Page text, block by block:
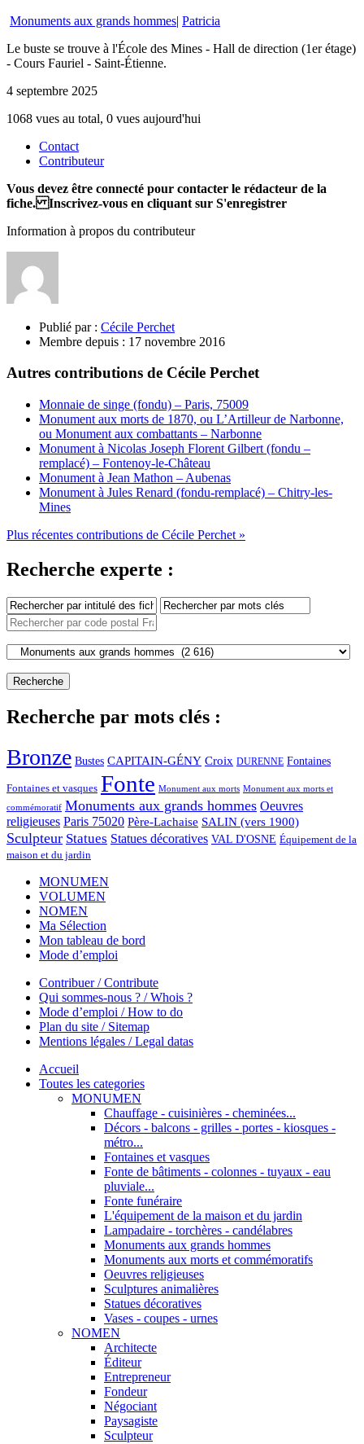
Monuments aux grands hommes| Patricia
Le buste se trouve à l'École des Mines - Hall de direction (1er étage)
- Cours Fauriel - Saint-Étienne.
4 septembre 2025
1068 vues au total, 0 vues aujourd'hui
Contact
Contributeur
Vous devez être connecté pour contacter le rédacteur de la
fiche. Inscrivez-vous en cliquant sur S'enregistrer
Information à propos du contributeur
Publié par : Cécile Perchet
Membre depuis : 17 novembre 2016
Autres contributions de Cécile Perchet
Monnaie de singe (fondu) – Paris, 75009
Monument aux morts de 1870, ou L’Artilleur de Narbonne,
ou Monument aux combattants – Narbonne
Monument à Nicolas Joseph Florent Gilbert (fondu –
remplacé) – Fontenoy-le-Château
Monument à Jean Mathon – Aubenas
Monument à Jules Renard (fondu-remplacé) – Chitry-les-
Mines
Plus récentes contributions de Cécile Perchet »
Recherche experte :
Recherche par mots clés :
Bronze Bustes CAPITAIN-GÉNY Croix DURENNE Fontaines
Fontaines et vasques Fonte Monument aux morts Monument aux morts et
commémoratif Monuments aux grands hommes Oeuvres
religieuses Paris 75020 Père-Lachaise SALIN (vers 1900)
Sculpteur Statues Statues décoratives VAL D'OSNE Équipement de la
maison et du jardin
MONUMEN
VOLUMEN
NOMEN
Ma Sélection
Mon tableau de bord
Mode d’emploi
Contribuer / Contribute
Qui sommes-nous ? / Whois ?
Mode d’emploi / How to do
Plan du site / Sitemap
Mentions légales / Legal datas
Accueil
Toutes les categories
MONUMEN
Chauffage - cuisinières - cheminées...
Décors - balcons - grilles - portes - kiosques -
métro...
Fontaines et vasques
Fonte de bâtiments - colonnes - tuyaux - eau
pluviale...
Fonte funéraire
L'équipement de la maison et du jardin
Lampadaire - torchères - candélabres
Monuments aux grands hommes
Monuments aux morts et commémoratifs
Oeuvres religieuses
Sculptures animalières
Statues décoratives
Vases - coupes - urnes
NOMEN
Architecte
Éditeur
Entrepreneur
Fondeur
Négociant
Paysagiste
Sculpteur